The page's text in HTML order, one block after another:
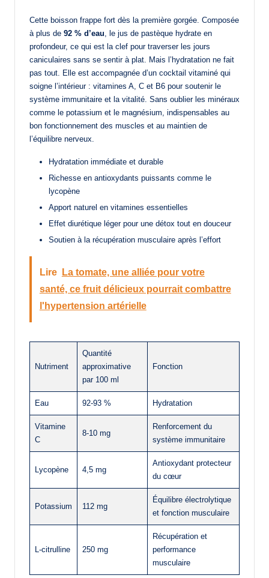
Cette boisson frappe fort dès la première gorgée. Composée
à plus de 92 % d’eau , le jus de pastèque hydrate en
profondeur, ce qui est la clef pour traverser les jours
caniculaires sans se sentir à plat. Mais l’hydratation ne fait
pas tout. Elle est accompagnée d’un cocktail vitaminé qui
soigne l’intérieur : vitamines A, C et B6 pour soutenir le
système immunitaire et la vitalité. Sans oublier les minéraux
comme le potassium et le magnésium, indispensables au
bon fonctionnement des muscles et au maintien de
l’équilibre nerveux.
Hydratation immédiate et durable
Richesse en antioxydants puissants comme le
lycopène
Apport naturel en vitamines essentielles
Effet diurétique léger pour une détox tout en douceur
Soutien à la récupération musculaire après l’effort
Lire
La tomate, une alliée pour votre
santé, ce fruit délicieux pourrait combattre
l'hypertension artérielle
Nutriment
Quantité
approximative
par 100 ml
Fonction
Eau 92-93 % Hydratation
Vitamine
C
8-10 mg
Renforcement du
système immunitaire
Lycopène 4,5 mg
Antioxydant protecteur
du cœur
Potassium 112 mg
Équilibre électrolytique
et fonction musculaire
L-citrulline 250 mg
Récupération et
performance
musculaire